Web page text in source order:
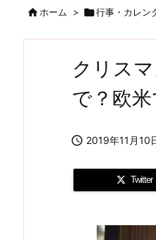
ホーム > 行事・カレン
クリス
で？欧米
 2019年11月10
Twitter